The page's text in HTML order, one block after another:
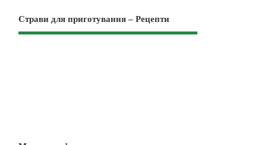
Страви для приготування – Рецепти